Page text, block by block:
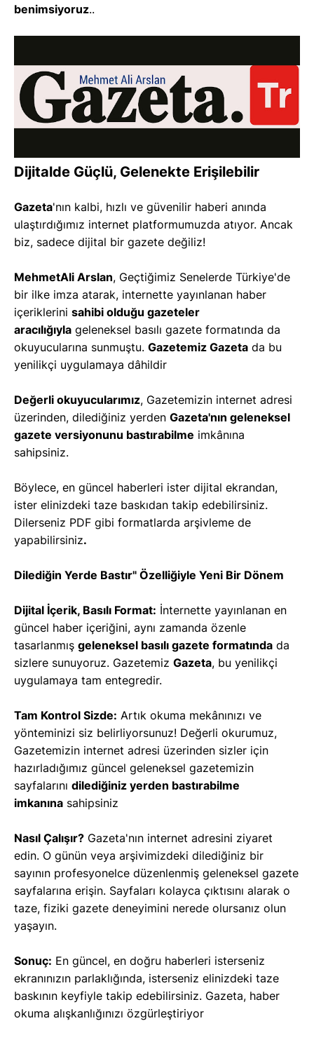
benimsiyoruz..
Dijitalde Güçlü, Gelenekte Erişilebilir
Gazeta'nın kalbi, hızlı ve güvenilir haberi anında
ulaştırdığımız internet platformumuzda atıyor. Ancak
biz, sadece dijital bir gazete değiliz!
MehmetAli Arslan, Geçtiğimiz Senelerde Türkiye'de
bir ilke imza atarak, internette yayınlanan haber
içeriklerini sahibi olduğu gazeteler
aracılığıyla geleneksel basılı gazete formatında da
okuyucularına sunmuştu. Gazetemiz Gazeta da bu
yenilikçi uygulamaya dâhildir
Değerli okuyucularımız, Gazetemizin internet adresi
üzerinden, dilediğiniz yerden Gazeta'nın geleneksel
gazete versiyonunu bastırabilme imkânına
sahipsiniz.
Böylece, en güncel haberleri ister dijital ekrandan,
ister elinizdeki taze baskıdan takip edebilirsiniz.
Dilerseniz PDF gibi formatlarda arşivleme de
yapabilirsiniz.
Dilediğin Yerde Bastır" Özelliğiyle Yeni Bir Dönem
Dijital İçerik, Basılı Format: İnternette yayınlanan en
güncel haber içeriğini, aynı zamanda özenle
tasarlanmış geleneksel basılı gazete formatında da
sizlere sunuyoruz. Gazetemiz Gazeta, bu yenilikçi
uygulamaya tam entegredir.
Tam Kontrol Sizde: Artık okuma mekânınızı ve
yönteminizi siz belirliyorsunuz! Değerli okurumuz,
Gazetemizin internet adresi üzerinden sizler için
hazırladığımız güncel geleneksel gazetemizin
sayfalarını dilediğiniz yerden bastırabilme
imkanına sahipsiniz
Nasıl Çalışır? Gazeta'nın internet adresini ziyaret
edin. O günün veya arşivimizdeki dilediğiniz bir
sayının profesyonelce düzenlenmiş geleneksel gazete
sayfalarına erişin. Sayfaları kolayca çıktısını alarak o
taze, fiziki gazete deneyimini nerede olursanız olun
yaşayın.
Sonuç: En güncel, en doğru haberleri isterseniz
ekranınızın parlaklığında, isterseniz elinizdeki taze
baskının keyfiyle takip edebilirsiniz. Gazeta, haber
okuma alışkanlığınızı özgürleştiriyor